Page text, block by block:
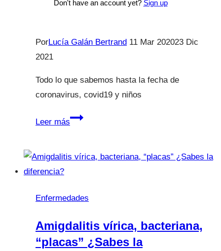
PorLucía Galán Bertrand 11 Mar 202023 Dic
2021
Todo lo que sabemos hasta la fecha de
coronavirus, covid19 y niños
Leer másCoronavirus
Enfermedades
Amigdalitis vírica, bacteriana,
“placas” ¿Sabes la
Don't have an account yet? Sign up